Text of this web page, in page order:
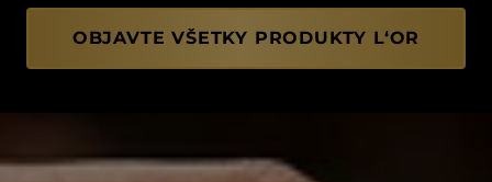
OBJAVTE VŠETKY PRODUKTY L‘OR